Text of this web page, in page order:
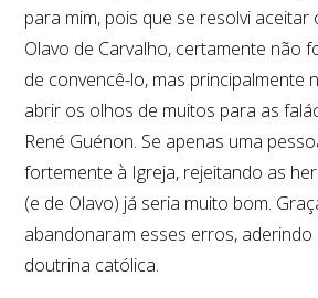
para mim, pois que se resolvi aceitar
Olavo de Carvalho, certamente não
de convencê-lo, mas principalmente
abrir os olhos de muitos para as
René Guénon. Se apenas uma
fortemente à Igreja, rejeitando as
(e de Olavo) já seria muito bom.
abandonaram esses erros, aderindo
doutrina católica.